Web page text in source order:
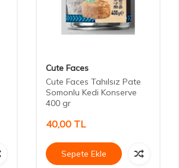
Cute Faces
Cute Faces Tahılsız Pate
Somonlu Kedi Konserve
400 gr
40,00 TL
Sepete Ekle